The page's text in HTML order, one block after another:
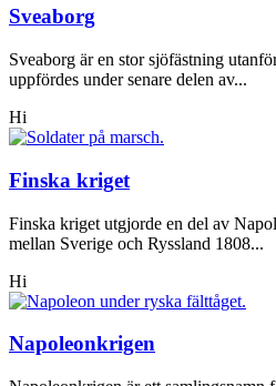
Sveaborg
Sveaborg är en stor sjöfästning
uppfördes under senare delen av...
Hi
Finska kriget
Finska kriget utgjorde en del av
mellan Sverige och Ryssland 1808...
Hi
Napoleonkrigen